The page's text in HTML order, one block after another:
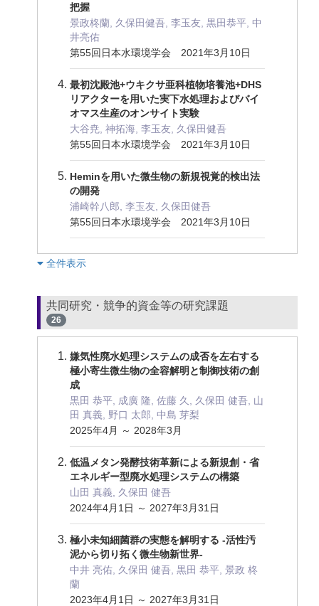
把握
景政柊蘭, 久保田健吾, 李玉友, 黒田恭平, 中
井亮佑
第55回日本水環境学会 2021年3月10日
最初沈殿池+ウキクサ亜科植物培養池+DHS
リアクターを用いた実下水処理およびバイ
オマス生産のオンサイト実験
大谷尭, 神拓海, 李玉友, 久保田健吾
第55回日本水環境学会 2021年3月10日
Heminを用いた微生物の新規視覚的検出法
の開発
浦崎幹八郎, 李玉友, 久保田健吾
第55回日本水環境学会 2021年3月10日
︎全件表示
共同研究・競争的資金等の研究課題
26
嫌気性廃水処理システムの成否を左右する
極小寄生微生物の全容解明と制御技術の創
成
黒田 恭平, 成廣 隆, 佐藤 久, 久保田 健吾, 山
田 真義, 野口 太郎, 中島 芽梨
2025年4月 ～ 2028年3月
低温メタン発酵技術革新による新規創・省
エネルギー型廃水処理システムの構築
山田 真義, 久保田 健吾
2024年4月1日 ～ 2027年3月31日
極小未知細菌群の実態を解明する -活性汚
泥から切り拓く微生物新世界-
中井 亮佑, 久保田 健吾, 黒田 恭平, 景政 柊
蘭
2023年4月1日 ～ 2027年3月31日